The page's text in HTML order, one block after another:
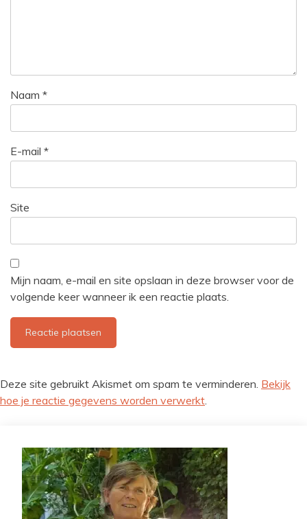
Naam *
E-mail *
Site
Mijn naam, e-mail en site opslaan in deze browser voor de
volgende keer wanneer ik een reactie plaats.
Deze site gebruikt Akismet om spam te verminderen. Bekijk
hoe je reactie gegevens worden verwerkt